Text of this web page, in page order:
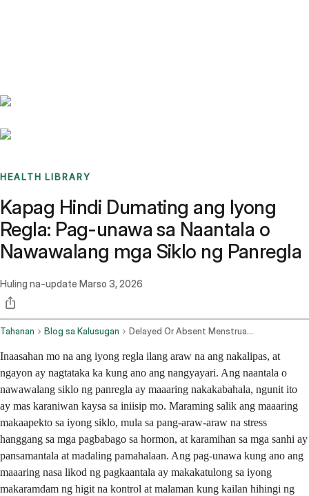
HEALTH LIBRARY
Kapag Hindi Dumating ang Iyong
Regla: Pag-unawa sa Naantala o
Nawawalang mga Siklo ng Panregla
Huling na-update Marso 3, 2026
Tahanan Blog sa Kalusugan Delayed Or Absent Menstrual Cycle Causes And Advice
Inaasahan mo na ang iyong regla ilang araw na ang nakalipas, at
ngayon ay nagtataka ka kung ano ang nangyayari. Ang naantala o
nawawalang siklo ng panregla ay maaaring nakakabahala, ngunit ito
ay mas karaniwan kaysa sa iniisip mo. Maraming salik ang maaaring
makaapekto sa iyong siklo, mula sa pang-araw-araw na stress
hanggang sa mga pagbabago sa hormon, at karamihan sa mga sanhi ay
pansamantala at madaling pamahalaan. Ang pag-unawa kung ano ang
maaaring nasa likod ng pagkaantala ay makakatulong sa iyong
makaramdam ng higit na kontrol at malaman kung kailan hihingi ng